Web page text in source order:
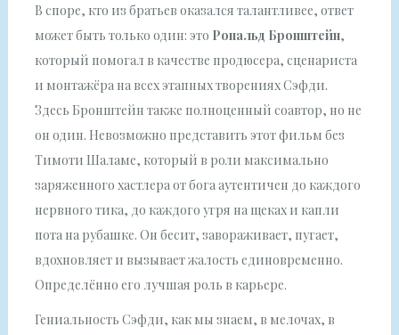
В споре, кто из братьев оказался талантливее, ответ
может быть только один: это Рональд Бронштейн,
который помогал в качестве продюсера, сценариста
и монтажёра на всех этапных творениях Сэфди.
Здесь Бронштейн также полноценный соавтор, но не
он один. Невозможно представить этот фильм без
Тимоти Шаламе, который в роли максимально
заряженного хастлера от бога аутентичен до каждого
нервного тика, до каждого угря на щеках и капли
пота на рубашке. Он бесит, завораживает, пугает,
вдохновляет и вызывает жалость единовременно.
Определённо его лучшая роль в карьере.
Гениальность Сэфди, как мы знаем, в мелочах, в